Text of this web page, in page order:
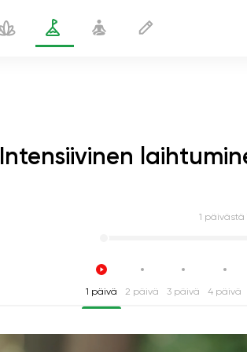
Intensiivinen
1 päivästä
1 päivä 2 päivä 3 päivä 4 päivä